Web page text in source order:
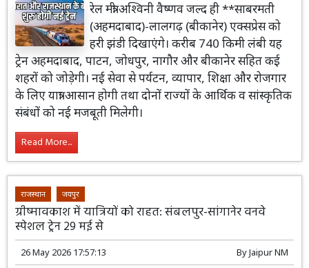
रेल मंत्री अश्विनी वैष्णव जल्द ही **साबरमती
(अहमदाबाद)-लालगढ़ (बीकानेर) एक्सप्रेस को
हरी झंडी दिखाएंगे। करीब 740 किमी लंबी यह
ट्रेन अहमदाबाद, पाटन, जोधपुर, नागौर और बीकानेर सहित कई
शहरों को जोड़ेगी। नई सेवा से पर्यटन, व्यापार, शिक्षा और रोजगार
के लिए यात्रा आसान होगी तथा दोनों राज्यों के आर्थिक व सांस्कृतिक
संबंधों को नई मजबूती मिलेगी।
Read More...
राजस्थान जयपुर
ग्रीष्मावकाश में यात्रियों को राहत: संबलपुर-सांगानेर वनवे
स्पेशल ट्रेन 29 मई से
26 May 2026 17:57:13 ByJaipur NM